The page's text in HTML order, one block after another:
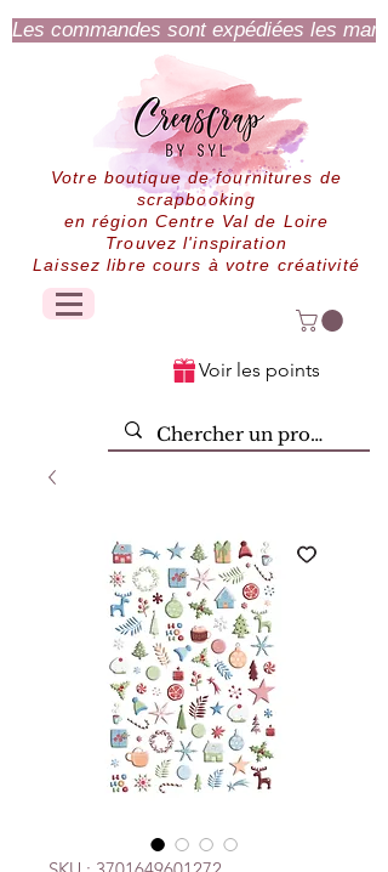
Les commandes sont expédiées les
Votre boutique de fournitures de
scrapbooking
en région Centre Val de Loire
Trouvez l'inspiration
Laissez libre cours à votre créativité
Voir les points